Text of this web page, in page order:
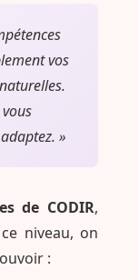
vos
»
de CODIR,
niveau, on
: